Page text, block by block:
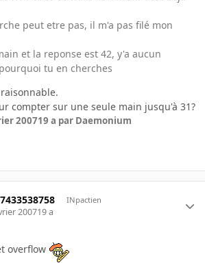
peut etre pas, il m'a pas filé mon
et la reponse est 42, y'a aucun
tu en cherches
compter sur une seule main jusqu'à 31?
200719 a par Daemonium
INpactien
200719 a
overflow